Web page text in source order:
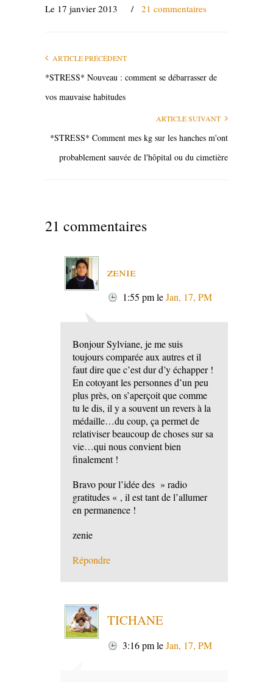
Le 17 janvier 2013 / 21 commentaires
ARTICLE PRÉCÉDENT
*STRESS* Nouveau : comment se débarrasser de
vos mauvaise habitudes
ARTICLE SUIVANT
*STRESS* Comment mes kg sur les hanches m'ont
probablement sauvée de l'hôpital ou du cimetière
21 commentaires
zenie
1:55 pmleJan, 17, PM
Bonjour Sylviane, je me suis
toujours comparée aux autres et il
faut dire que c’est dur d’y échapper !
En cotoyant les personnes d’un peu
plus près, on s’aperçoit que comme
tu le dis, il y a souvent un revers à la
médaille…du coup, ça permet de
relativiser beaucoup de choses sur sa
vie…qui nous convient bien
finalement !
Bravo pour l’idée des » radio
gratitudes « , il est tant de l’allumer
en permanence !
zenie
Répondre
TICHANE
3:16 pmleJan, 17, PM